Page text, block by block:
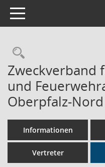
Toggle navigation
Zweckverband
und
Oberpfalz-
Informationen
Vertreter